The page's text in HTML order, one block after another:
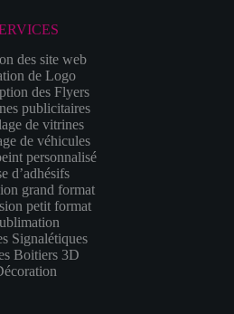
des site web
de Logo
des Flyers
publicitaires
de vitrines
de véhicules
personnalisé
d’adhésifs
grand format
petit format
Signalétiques
Boitiers 3D